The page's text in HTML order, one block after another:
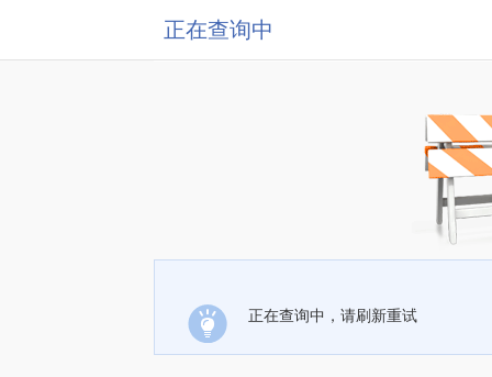
正在查询中
正在查询中，请刷新重试